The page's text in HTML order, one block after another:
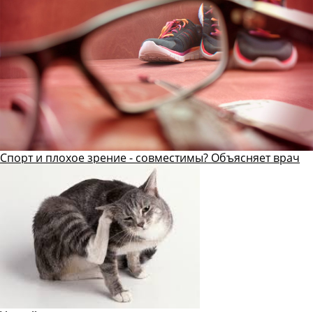
Спорт и плохое зрение - совместимы? Объясняет врач